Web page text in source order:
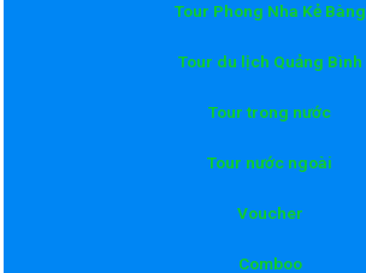
Tour Phong Nha Kẻ Bàng
Tour du lịch Quảng Bình
Tour trong nước
Tour nước ngoài
Voucher
Comboo